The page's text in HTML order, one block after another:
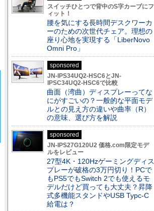
スイッチひとつで背中のS字カーブにフ
ィット！
腰を気にする長時間デスクワーカ
ーのための次世代チェア。理想の
座り心地を実現する「LiberNovo
Omni Pro」
sponsored
JN-IPS34UQ2-HSC6とJN-
IPSC34UQ2-HSC6で比較
曲面（湾曲）ディスプレーってな
にがすごいの？一般的な平面モデ
ルとの見え方の違いや曲率（R）
の意味、選び方を解説
sponsored
JN-IPS27G120U2 価格.com限定モデ
ルをレビュー
27型4K・120Hzゲーミングディス
プレーが破格の3万円切り！PCで
もPS5でもSwitch 2でも使えるモ
デルだけど買っても大丈夫？昇降
式多機能スタンドやUSB Typc-C
給電は？